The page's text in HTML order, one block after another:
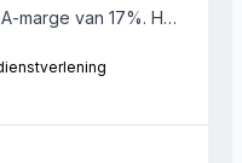
marge van 17%. Het
uit
circa 40%